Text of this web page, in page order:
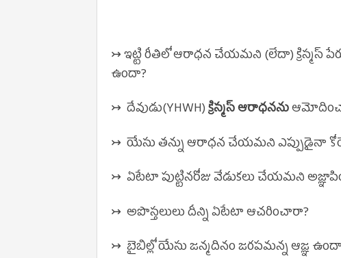
↣ ఇట్టి రీతిలో ఆరాధన చేయమని (లేదా) క్రిస్మస్
ఉందా?
↣ దేవుడు(YHWH)క్రిస్మస్ ఆరాధనను
↣ యేసు తన్ను ఆరాధన చేయమని ఎప్పుడైనా
↣ ఏటేటా పుట్టినరోజు వేడుకలు చేయమని
↣ అపొస్తలులు దీన్ని ఏటేటా ఆచరించారా?
↣ బైబిల్లో యేసు జన్మదినం జరపమన్న ఆజ్ఞ